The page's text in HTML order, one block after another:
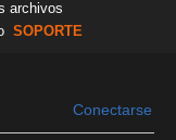
archivos
SOPORTE
Conectarse